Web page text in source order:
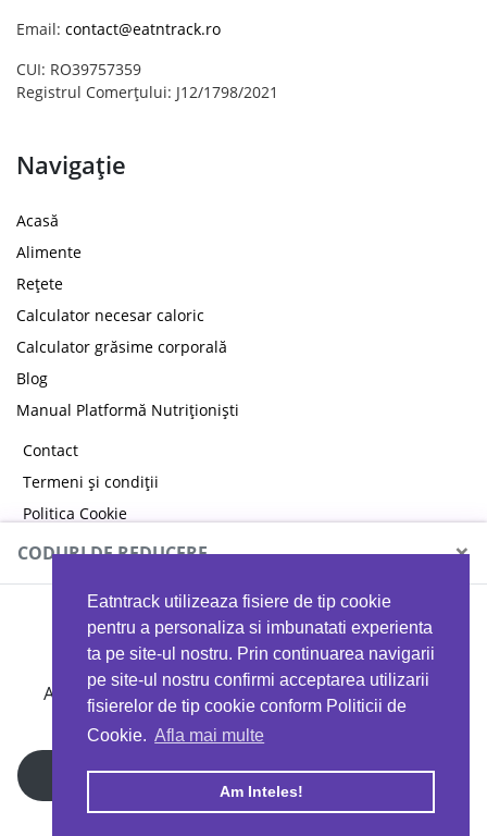
Eatntrack utilizeaza fisiere de tip cookie
pentru a personaliza si imbunatati experienta
ta pe site-ul nostru. Prin continuarea navigarii
pe site-ul nostru confirmi acceptarea utilizarii
fisierelor de tip cookie conform Politicii de
Cookie. Afla mai multe
Am Inteles!
Email: contact@eatntrack.ro
CUI: RO39757359
Registrul Comerțului: J12/1798/2021
Navigație
Acasă
Alimente
Rețete
Calculator necesar caloric
Calculator grăsime corporală
Blog
Manual Platformă Nutriționiști
Contact
Termeni și condiții
Politica Cookie
Politica de confidențialitate
Copyright © 2026 EAT & TRACK S.R.L
CODURI DE REDUCERE ×
MYPROTEIN
Ai 40%reducere la orice comandă folosind codul
EATTRACK
Profită acum